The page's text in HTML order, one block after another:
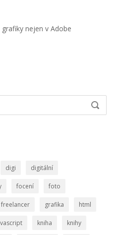
nejen v Adobe
digi digitální
focení foto
freelancer grafika html
kniha knihy